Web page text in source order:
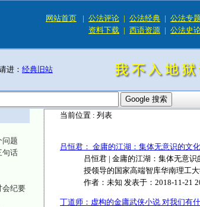
网站首页 | 公法评论 | 公法经典 | 公法专题
资料下载 | 西语资源 | 公法史
进： 经典旧站
题
句话
会纪要
当前位置 : 列表
吕恒君： 金庸的江湖：集体无意识的文
吕恒君 | 金庸的江湖：集体无意
授领导的国家高端智库华南理工
作者： 未知 发表于： 2018-11-21
丁道师：虚构的金庸武侠小说 对我们有